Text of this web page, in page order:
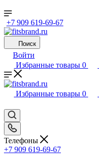
+7 909 619-69-67
Поиск
Войти
Избранные товары 0
Избранные товары 0
Телефоны
+7 909 619-69-67